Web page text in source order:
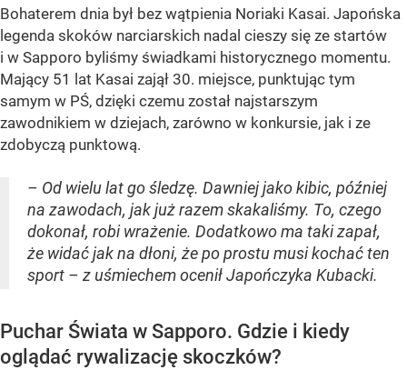
Bohaterem dnia był bez wątpienia Noriaki Kasai. Japońska
legenda skoków narciarskich nadal cieszy się ze startów
i w Sapporo byliśmy świadkami historycznego momentu.
Mający 51 lat Kasai zajął 30. miejsce, punktując tym
samym w PŚ, dzięki czemu został najstarszym
zawodnikiem w dziejach, zarówno w konkursie, jak i ze
zdobyczą punktową.
– Od wielu lat go śledzę. Dawniej jako kibic, później
na zawodach, jak już razem skakaliśmy. To, czego
dokonał, robi wrażenie. Dodatkowo ma taki zapał,
że widać jak na dłoni, że po prostu musi kochać ten
sport – z uśmiechem ocenił Japończyka Kubacki.
Puchar Świata w Sapporo. Gdzie i kiedy
oglądać rywalizację skoczków?